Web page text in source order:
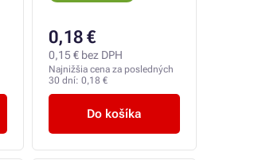
0,18 €
0,15 € bez DPH
Najnižšia cena za posledných
30 dní: 0,18 €
Do košíka